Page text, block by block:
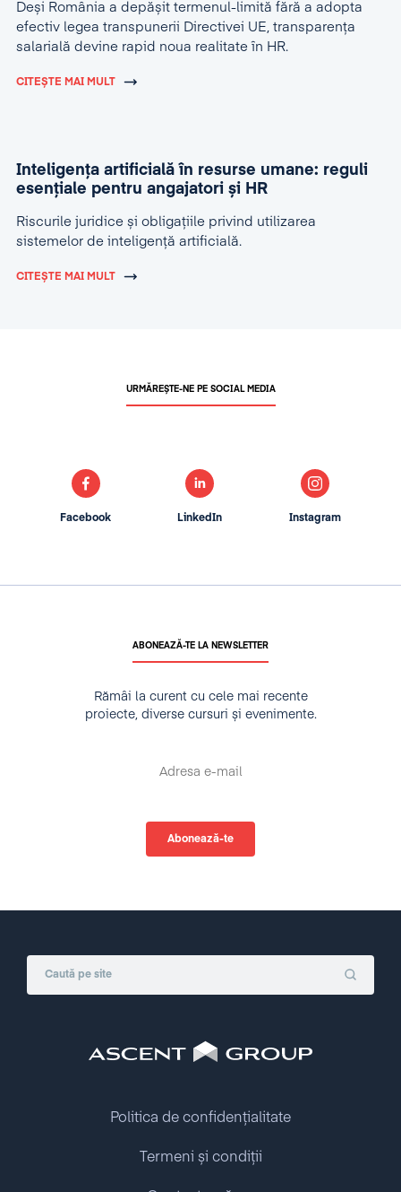
Deși România a depășit termenul-limită fără a adopta
efectiv legea transpunerii Directivei UE, transparența
salarială devine rapid noua realitate în HR.
CITEȘTE MAI MULT
Inteligența artificială în resurse umane: reguli
esențiale pentru angajatori și HR
Riscurile juridice și obligațiile privind utilizarea
sistemelor de inteligență artificială.
CITEȘTE MAI MULT
ABONEAZĂ-TE LA NEWSLETTER
Rămâi la curent cu cele mai recente
proiecte, diverse cursuri și evenimente.
URMĂREȘTE-NE PE SOCIAL MEDIA
Facebook LinkedIn Instagram
Politica de confidențialitate
Termeni și condiții